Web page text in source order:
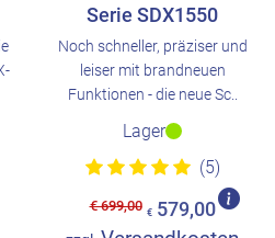
Serie SDX1550
Noch schneller, präziser und
leiser mit brandneuen
Funktionen - die neue Sc..
Lager
(5)
€ 699,00 € 579,00